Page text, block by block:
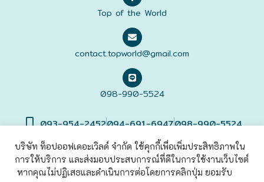
Top of the World
contact.topworld@gmail.com
098-990-5524
093-954-2452094-691-6947098-990-5524
©2022 Top of The World Co., Ltd. All rights Reserved. | เข้าสู่
บริษัท ท็อปออฟเดอะเวิลด์ จำกัด ใช้คุกกี้เพื่อเพิ่มประสิทธิภาพใน
การให้บริการ และส่งมอบประสบการณ์ที่ดีในการใช้งานเว็บไซต์
หากคุณไม่ปฏิเสธและดำเนินการต่อโดยการคลิกปุ่ม ยอมรับ